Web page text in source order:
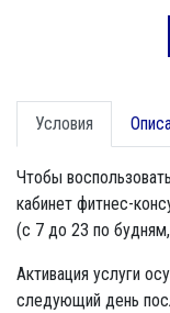
Условия
Чтобы
кабинет фитнес-
(с 7 до 23 по
Активация услуги
следующий день